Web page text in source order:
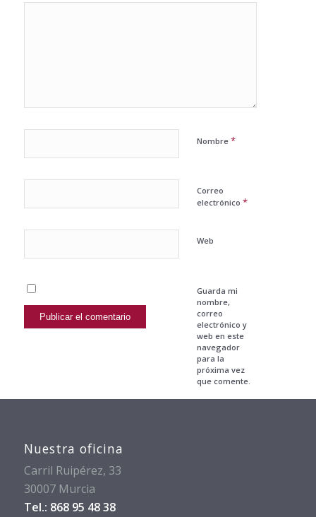
Nombre *
Correo
electrónico *
Web
Guarda mi
nombre,
correo
electrónico y
web en este
navegador
para la
próxima vez
que comente.
Nuestra oficina
Carril Ruipérez, 33
30007 Murcia
Tel.: 868 95 48 38